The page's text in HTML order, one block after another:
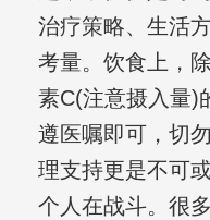
治疗策略、生活
考量。饮食上，
素C(注意摄入量)
遵医嘱即可，切
理支持更是不可
个人在战斗。很